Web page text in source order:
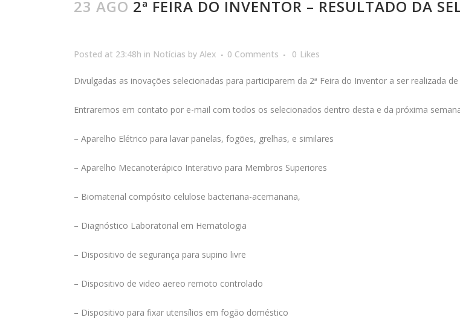
23 AGO 2ª FEIRA DO INVENTOR – RESULTADO DA
Posted at 23:48h in Notícias by Alex 0 Comments 0 Likes
Divulgadas as inovações selecionadas para participarem da 2ª Feira do Inventor a ser realizada
Entraremos em contato por e-mail com todos os selecionados dentro desta e da próxima
– Aparelho Elétrico para lavar panelas, fogões, grelhas, e similares
– Aparelho Mecanoterápico Interativo para Membros Superiores
– Biomaterial compósito celulose bacteriana-acemanana,
– Diagnóstico Laboratorial em Hematologia
– Dispositivo de segurança para supino livre
– Dispositivo de video aereo remoto controlado
– Dispositivo para fixar utensílios em fogão doméstico